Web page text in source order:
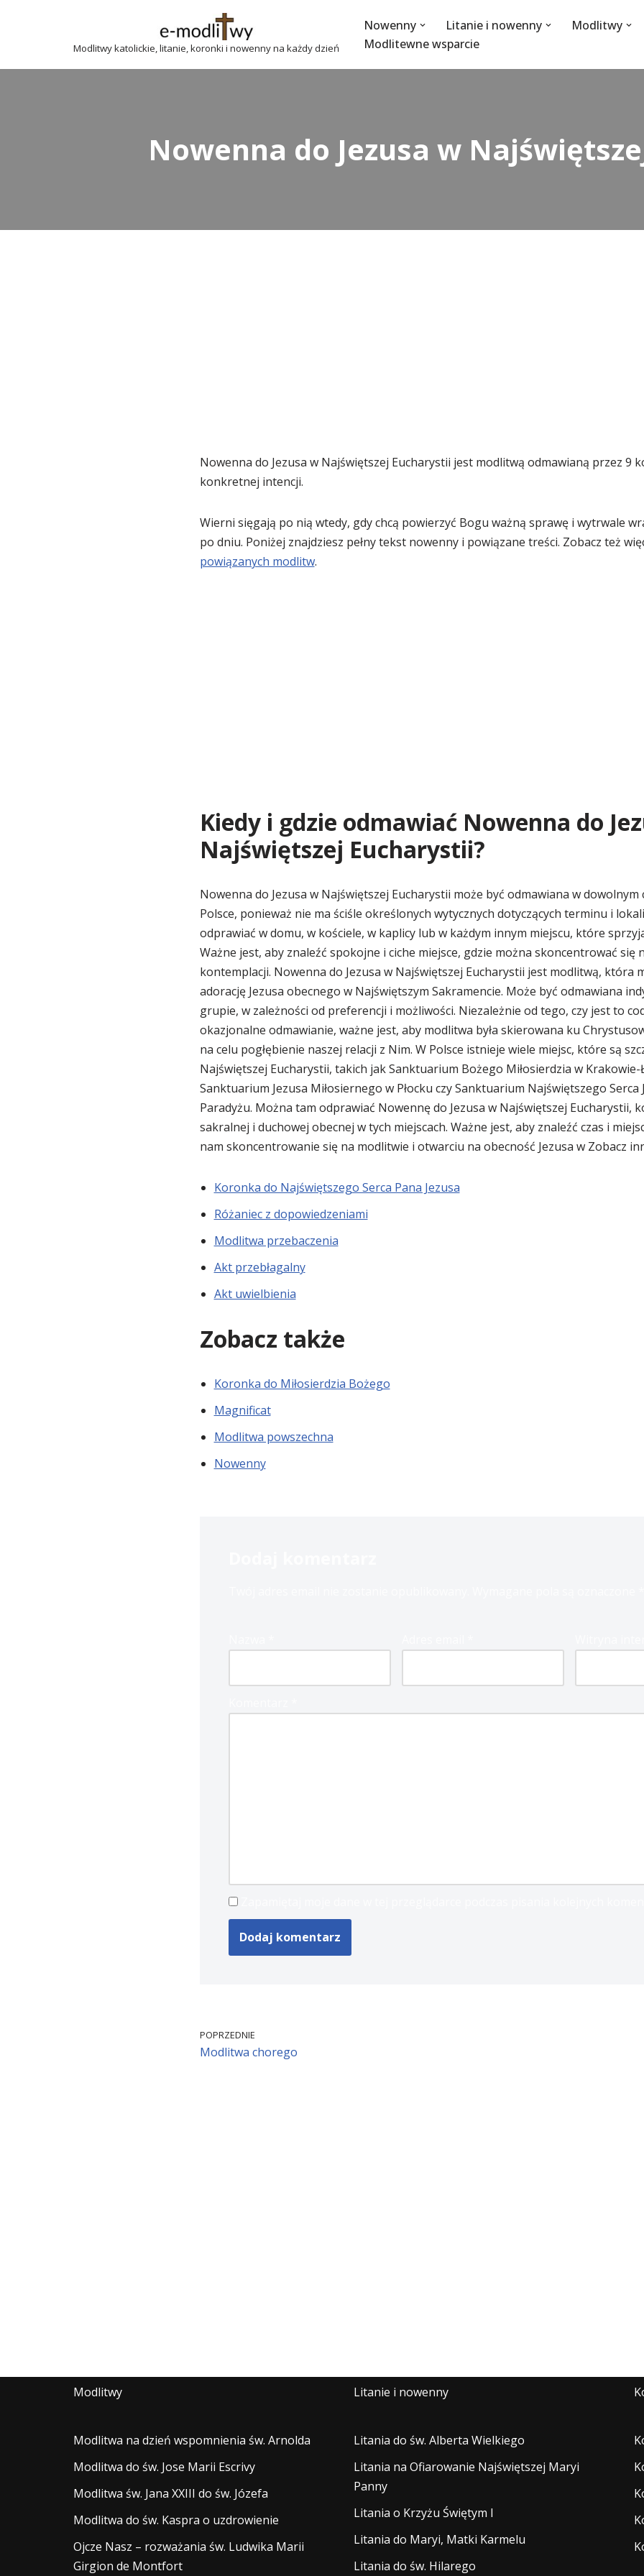
Modlitwy katolickie, litanie, koronki i nowenny na każdy dzień
Nowenny Litanie i nowenny
Modlitwy
Modlitewne wsparcie
Nowenna do Jezusa w
Nowenna do Jezusa w Najświętszej Eucharystii jest modlitwą odmawianą przez 9
konkretnej intencji.
Wierni sięgają po nią wtedy, gdy chcą powierzyć Bogu ważną sprawę i wytrwale
po dniu. Poniżej znajdziesz pełny tekst nowenny i powiązane treści. Zobacz też
powiązanych modlitw.
Kiedy i gdzie odmawiać Nowenna do
Najświętszej Eucharystii?
Nowenna do Jezusa w Najświętszej Eucharystii może być odmawiana w dowolnym
Polsce, ponieważ nie ma ściśle określonych wytycznych dotyczących terminu i
odprawiać w domu, w kościele, w kaplicy lub w każdym innym miejscu, które
Ważne jest, aby znaleźć spokojne i ciche miejsce, gdzie można skoncentrować się
kontemplacji. Nowenna do Jezusa w Najświętszej Eucharystii jest modlitwą, która
adorację Jezusa obecnego w Najświętszym Sakramencie. Może być odmawiana
grupie, w zależności od preferencji i możliwości. Niezależnie od tego, czy jest to
okazjonalne odmawianie, ważne jest, aby modlitwa była skierowana ku
na celu pogłębienie naszej relacji z Nim. W Polsce istnieje wiele miejsc, które są
Najświętszej Eucharystii, takich jak Sanktuarium Bożego Miłosierdzia w Krakowie-
Sanktuarium Jezusa Miłosiernego w Płocku czy Sanktuarium Najświętszego Serca
Paradyżu. Można tam odprawiać Nowennę do Jezusa w Najświętszej Eucharystii,
sakralnej i duchowej obecnej w tych miejscach. Ważne jest, aby znaleźć czas i
nam skoncentrowanie się na modlitwie i otwarciu na obecność Jezusa w Zobacz
Koronka do Najświętszego Serca Pana Jezusa
Różaniec z dopowiedzeniami
Modlitwa przebaczenia
Akt przebłagalny
Akt uwielbienia
Zobacz także
Koronka do Miłosierdzia Bożego
Magnificat
Modlitwa powszechna
Nowenny
POPRZEDNIE
Modlitwa chorego
Modlitwy
Modlitwa na dzień wspomnienia św. Arnolda
Modlitwa do św. Jose Marii Escrivy
Modlitwa św. Jana XXIII do św. Józefa
Modlitwa do św. Kaspra o uzdrowienie
Ojcze Nasz – rozważania św. Ludwika Marii
Girgion de Montfort
Litanie i nowenny
Litania do św. Alberta Wielkiego
Litania na Ofiarowanie Najświętszej Maryi
Panny
Litania o Krzyżu Świętym I
Litania do Maryi, Matki Karmelu
Litania do św. Hilarego